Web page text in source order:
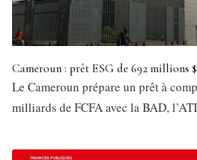
Cameroun : prêt ESG de 692 millions
Le Cameroun prépare un prêt à
milliards de FCFA avec la BAD,